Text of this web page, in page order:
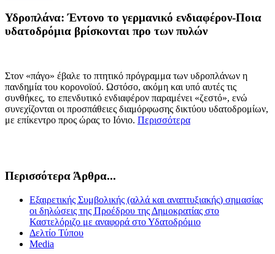
Υδροπλάνα: Έντονο το γερμανικό ενδιαφέρον-Ποια
υδατοδρόμια βρίσκονται προ των πυλών
Στον «πάγο» έβαλε το πτητικό πρόγραμμα των υδροπλάνων η
πανδημία του κορονοϊού. Ωστόσο, ακόμη και υπό αυτές τις
συνθήκες, το επενδυτικό ενδιαφέρον παραμένει «ζεστό», ενώ
συνεχίζονται οι προσπάθειες διαμόρφωσης δικτύου υδατοδρομίων,
με επίκεντρο προς ώρας το Ιόνιο. Περισσότερα
Περισσότερα Άρθρα...
Εξαιρετικής Συμβολικής (αλλά και αναπτυξιακής) σημασίας
οι δηλώσεις της Προέδρου της Δημοκρατίας στο
Καστελόριζο με αναφορά στο Υδατοδρόμιο
Δελτίο Τύπου
Media